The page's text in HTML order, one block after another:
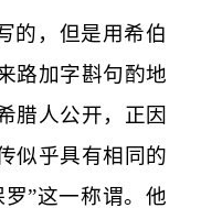
的，但是用希伯
路加字斟句酌地
腊人公开，正因
似乎具有相同的
”这一称谓。他